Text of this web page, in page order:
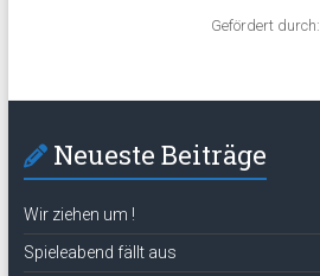
Gefördert durch:
Neueste Beiträge
Wir ziehen um !
Spieleabend fällt aus